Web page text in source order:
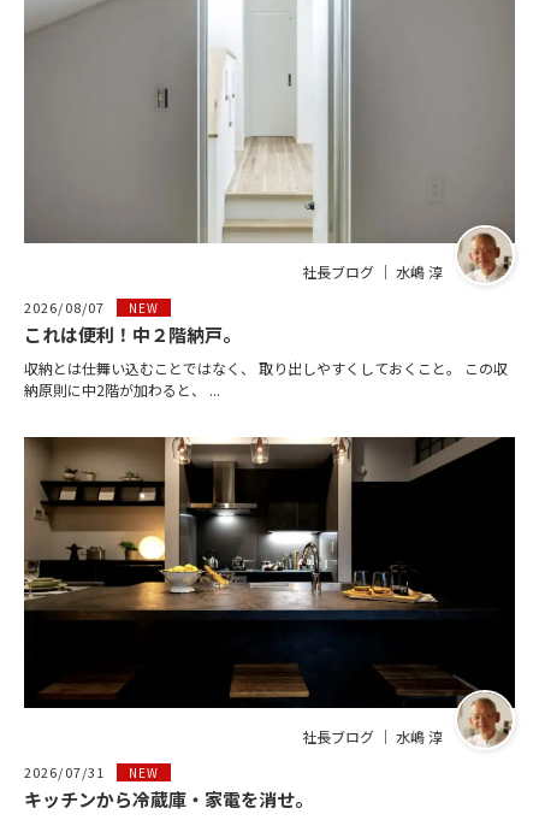
社長ブログ ｜ 水嶋 淳
2026/08/07 NEW
これは便利！中２階納戸。
収納とは仕舞い込むことではなく、 取り出しやすくしておくこと。 この収
納原則に中2階が加わると、 ...
社長ブログ ｜ 水嶋 淳
2026/07/31 NEW
キッチンから冷蔵庫・家電を消せ。